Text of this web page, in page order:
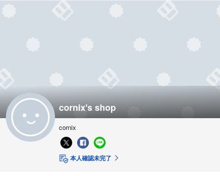
cornix's shop
cornix
本人確認未完了